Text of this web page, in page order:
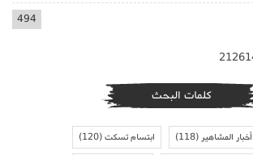
494
كلمات البحث
أخبار المشاهير(118) ابتسام تسكت(120)